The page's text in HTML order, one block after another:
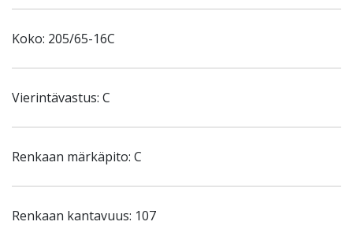
Koko: 205/65-16C
Vierintävastus: C
Renkaan märkäpito: C
Renkaan kantavuus: 107